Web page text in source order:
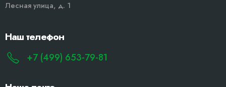
Лесная улица, д. 1
Наш телефон
+7 (499) 653-79-81